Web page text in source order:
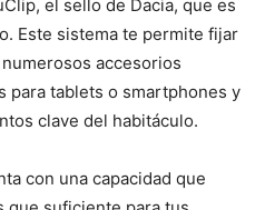
el sello de Dacia, que es
Este sistema te permite fijar
accesorios
para tablets o smartphones y
clave del habitáculo.
con una capacidad que